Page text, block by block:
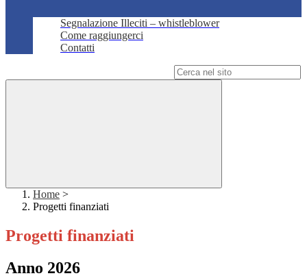
Segnalazione Illeciti – whistleblower
Come raggiungerci
Contatti
Home >
Progetti finanziati
Progetti finanziati
Anno 2026